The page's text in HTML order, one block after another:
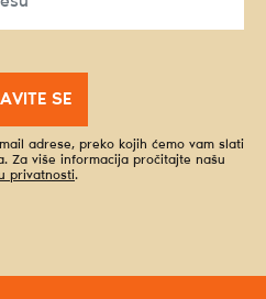
SE
adrese, preko kojih ćemo vam slati
Za više informacija pročitajte našu
privatnosti.